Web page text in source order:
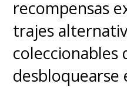
recompensas
trajes
coleccionables
desbloquearse